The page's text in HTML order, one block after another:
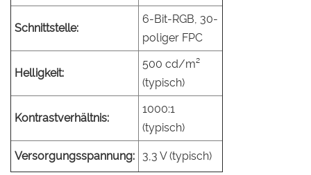
Schnittstelle:
6-Bit-RGB, 30-
poliger FPC
Helligkeit:
500 cd/m²
(typisch)
Kontrastverhältnis:
1000:1
(typisch)
Versorgungsspannung: 3,3 V (typisch)